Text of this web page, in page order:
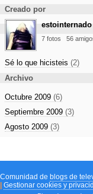
Creado por
estointernado
7 fotos 56
Sé lo que hicisteis (2)
Archivo
Octubre 2009 (6)
Septiembre 2009 (3)
Agosto 2009 (3)
Comunidad de blogs de
Gestionar cookies y